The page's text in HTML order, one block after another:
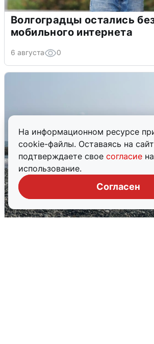
На информационном ресурсе
cookie-файлы. Оставаясь на
подтверждаете свое согласие
использование.
Согласен
Волгоградцы остались
мобильного интернета
6 августа 0